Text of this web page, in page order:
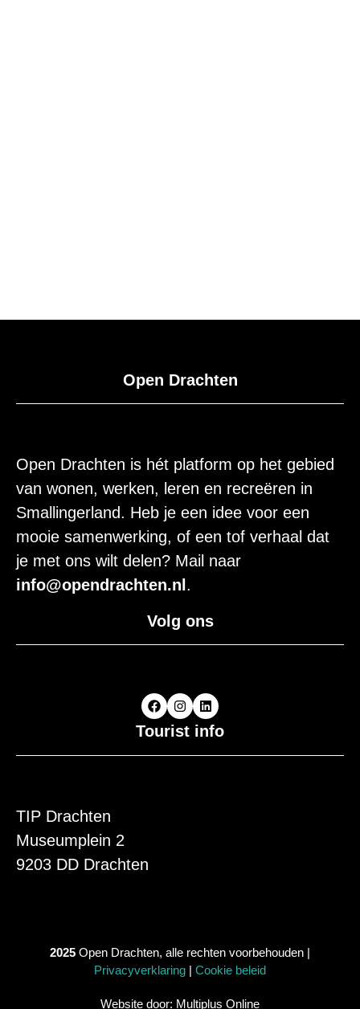
Open Drachten
Open Drachten is hét platform op het gebied
van wonen, werken, leren en recreëren in
Smallingerland. Heb je een idee voor een
mooie samenwerking, of een tof verhaal dat
je met ons wilt delen? Mail naar
info@opendrachten.nl .
Volg ons
Tourist info
TIP Drachten
Museumplein 2
9203 DD Drachten
2025 Open Drachten, alle rechten voorbehouden |
Privacyverklaring | Cookie beleid
Website door: Multiplus Online